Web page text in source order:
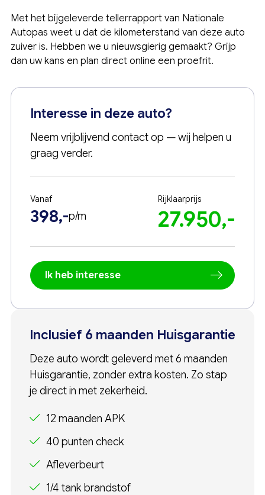
Met het bijgeleverde tellerrapport van Nationale
Autopas weet u dat de kilometerstand van deze auto
zuiver is. Hebben we u nieuwsgierig gemaakt? Grijp
dan uw kans en plan direct online een proefrit.
Interesse in deze auto?
Neem vrijblijvend contact op — wij helpen u
graag verder.
Vanaf
398,-p/m
Rijklaarprijs
27.950,-
Ik heb interesse
Inclusief 6 maanden Huisgarantie
Deze auto wordt geleverd met 6 maanden
Huisgarantie, zonder extra kosten. Zo stap
je direct in met zekerheid.
12 maanden APK
40 punten check
Afleverbeurt
1/4 tank brandstof